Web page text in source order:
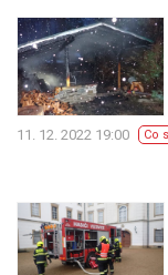
11. 12. 2022 19:00 Co